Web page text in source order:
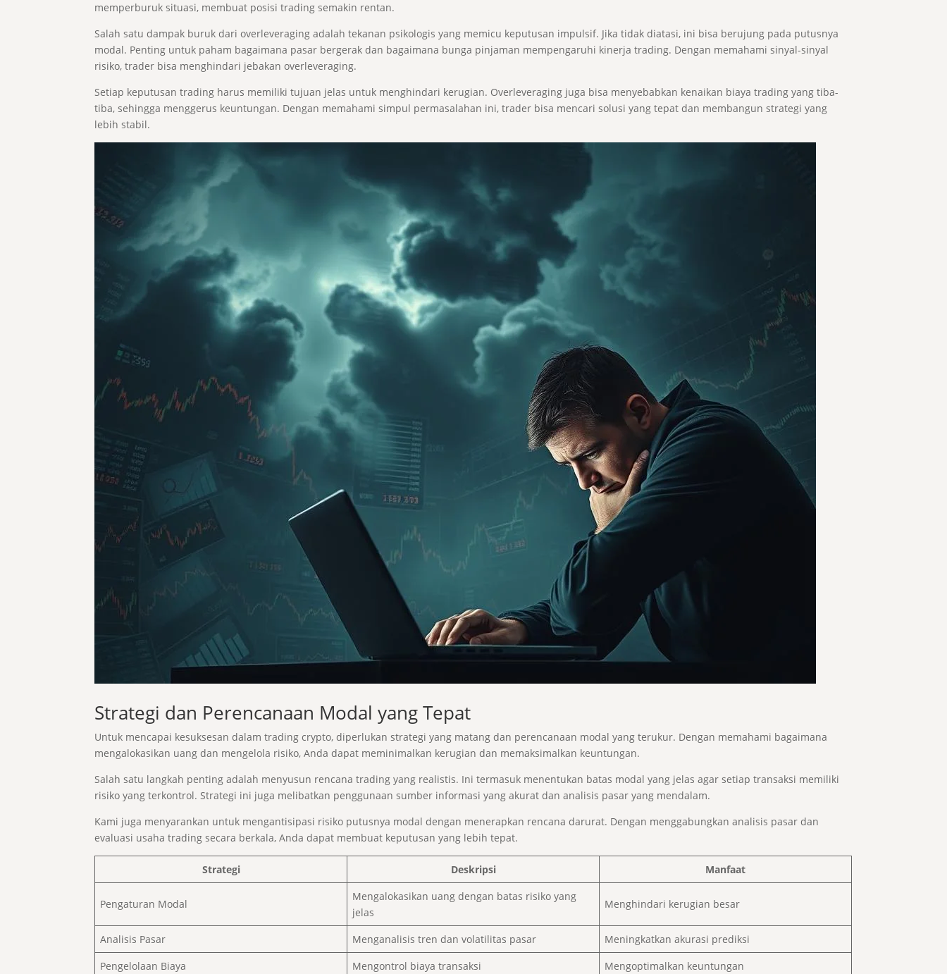
memperburuk situasi, membuat posisi trading semakin rentan.
Salah satu dampak buruk dari overleveraging adalah tekanan psikologis yang memicu keputusan impulsif. Jika tidak diatasi, ini bisa berujung pada putusnya
modal. Penting untuk paham bagaimana pasar bergerak dan bagaimana bunga pinjaman mempengaruhi kinerja trading. Dengan memahami sinyal-sinyal
risiko, trader bisa menghindari jebakan overleveraging.
Setiap keputusan trading harus memiliki tujuan jelas untuk menghindari kerugian. Overleveraging juga bisa menyebabkan kenaikan biaya trading yang tiba-
tiba, sehingga menggerus keuntungan. Dengan memahami simpul permasalahan ini, trader bisa mencari solusi yang tepat dan membangun strategi yang
lebih stabil.
Strategi dan Perencanaan Modal yang Tepat
Untuk mencapai kesuksesan dalam trading crypto, diperlukan strategi yang matang dan perencanaan modal yang terukur. Dengan memahami bagaimana
mengalokasikan uang dan mengelola risiko, Anda dapat meminimalkan kerugian dan memaksimalkan keuntungan.
Salah satu langkah penting adalah menyusun rencana trading yang realistis. Ini termasuk menentukan batas modal yang jelas agar setiap transaksi memiliki
risiko yang terkontrol. Strategi ini juga melibatkan penggunaan sumber informasi yang akurat dan analisis pasar yang mendalam.
Kami juga menyarankan untuk mengantisipasi risiko putusnya modal dengan menerapkan rencana darurat. Dengan menggabungkan analisis pasar dan
evaluasi usaha trading secara berkala, Anda dapat membuat keputusan yang lebih tepat.
Strategi Deskripsi Manfaat
Pengaturan Modal
Mengalokasikan uang dengan batas risiko yang
jelas
Menghindari kerugian besar
Analisis Pasar Menganalisis tren dan volatilitas pasar
Meningkatkan akurasi prediksi
Pengelolaan Biaya
Mengontrol biaya transaksi Mengoptimalkan keuntungan